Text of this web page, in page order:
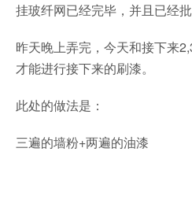
挂玻纤网已经完毕，并且已经批
昨天晚上弄完，今天和接下来
才能进行接下来的刷漆。
此处的做法是：
三遍的墙粉+两遍的油漆